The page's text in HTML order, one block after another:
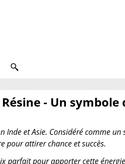
- Un symbole
Inde et Asie. Considéré comme un
pour attirer chance et succès.
parfait pour apporter cette